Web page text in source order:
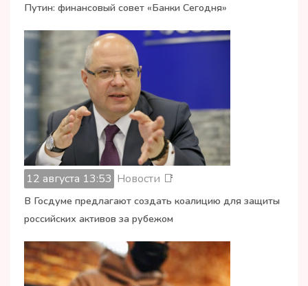
Путин: финансовый совет «Банки Сегодня»
12 августа 13:53 Новости 📑
В Госдуме предлагают создать коалицию для защиты
российских активов за рубежом